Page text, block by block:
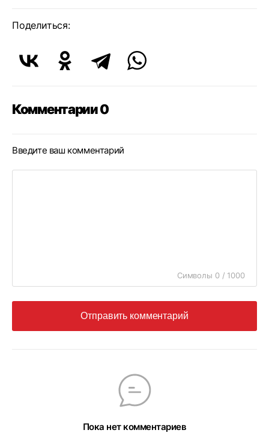
Поделиться:
Комментарии 0
Введите ваш комментарий
Символы 0 / 1000
Отправить комментарий
Пока нет комментариев